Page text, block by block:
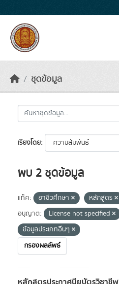
ชุดข้อมูล
เรียงโดย
พบ 2 ชุดข้อมูล
แท็ค: อาชีวศึกษา หลักสูตร
อนุญาต:
License not specified
ข้อมูลประเภทอื่นๆ
กรองผลลัพธ์